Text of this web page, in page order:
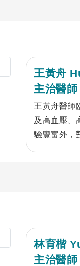
王黃舟
主治醫師
王黃舟醫師
及高血壓、
驗豐富外，
究，並於
林育楷
主治醫師